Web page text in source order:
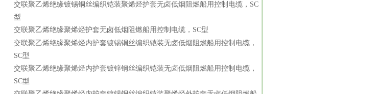
交联聚乙烯绝缘镀锡铜丝编织铠装聚烯烃护套无卤低烟阻燃船用控制电缆，SC
型
交联聚乙烯绝缘聚烯烃护套无卤低烟阻燃船用控制电缆，SC型
交联聚乙烯绝缘聚烯烃内护套镀锡铜丝编织铠装无卤低烟阻燃船用控制电缆，
SC型
交联聚乙烯绝缘聚烯烃内护套镀锌钢丝编织铠装无卤低烟阻燃船用控制电缆，
SC型